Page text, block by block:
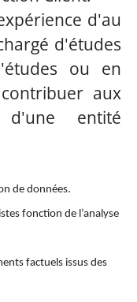
d'au
d'études
ou en
aux
d'une entité
de données.
fonction de l’analyse
factuels issus des